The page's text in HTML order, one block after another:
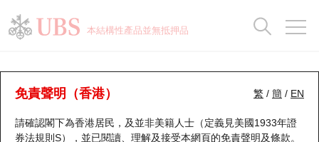
本結構性產品並無抵押品
繁 / 簡 / EN
免責聲明（香港）
請確認閣下為香港居民，及並非美籍人士（定義見美國1933年證
券法規則S），並已閱讀、理解及接受本網頁的免責聲明及條款。
認股證文件及公告
瑞銀認股證一覽
新發行瑞銀認股證
街貨統計
比較
牛熊全景快搜
牛熊證搜尋
街貨統計
比較
十大升幅/跌幅
十大認股證成交分佈
正股分析儀
二十大活躍股份
持股比重
顯示所有持股比重
每月輪證大市專題
輪證專欄